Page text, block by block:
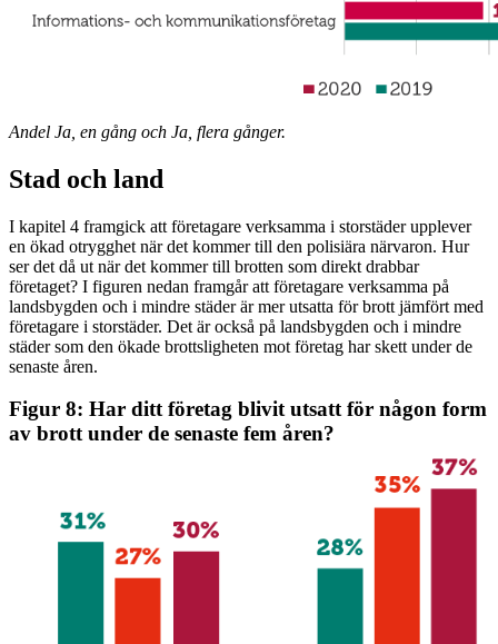
Andel Ja, en gång och Ja, flera gånger.
Stad och land
I kapitel 4 framgick att företagare verksamma i storstäder upplever
en ökad otrygghet när det kommer till den polisiära närvaron. Hur
ser det då ut när det kommer till brotten som direkt drabbar
företaget? I figuren nedan framgår att företagare verksamma på
landsbygden och i mindre städer är mer utsatta för brott jämfört med
företagare i storstäder. Det är också på landsbygden och i mindre
städer som den ökade brottsligheten mot företag har skett under de
senaste åren.
Figur 8: Har ditt företag blivit utsatt för någon form
av brott under de senaste fem åren?